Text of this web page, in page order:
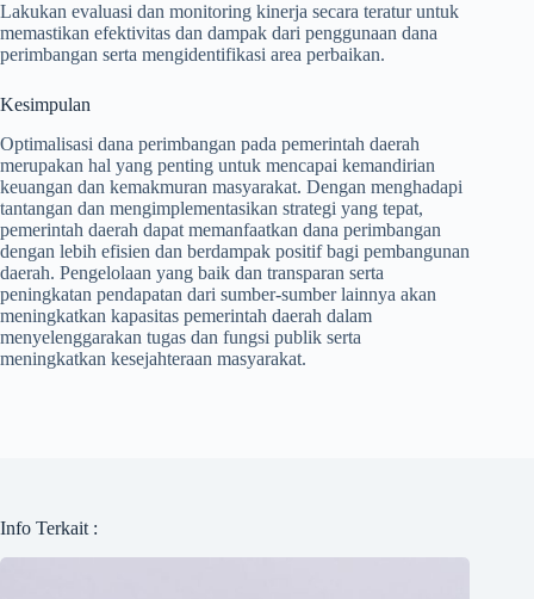
Lakukan evaluasi dan monitoring kinerja secara teratur untuk
memastikan efektivitas dan dampak dari penggunaan dana
perimbangan serta mengidentifikasi area perbaikan.
Kesimpulan
Optimalisasi dana perimbangan pada pemerintah daerah
merupakan hal yang penting untuk mencapai kemandirian
keuangan dan kemakmuran masyarakat. Dengan menghadapi
tantangan dan mengimplementasikan strategi yang tepat,
pemerintah daerah dapat memanfaatkan dana perimbangan
dengan lebih efisien dan berdampak positif bagi pembangunan
daerah. Pengelolaan yang baik dan transparan serta
peningkatan pendapatan dari sumber-sumber lainnya akan
meningkatkan kapasitas pemerintah daerah dalam
menyelenggarakan tugas dan fungsi publik serta
meningkatkan kesejahteraan masyarakat.
Info Terkait :